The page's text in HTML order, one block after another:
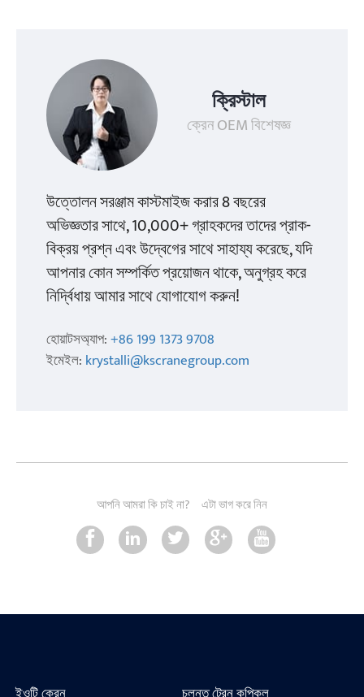
ক্রিস্টাল
ক্রেন OEM বিশেষজ্ঞ
উত্তোলন সরঞ্জাম কাস্টমাইজ করার 8 বছরের
অভিজ্ঞতার সাথে, 10,000+ গ্রাহকদের তাদের প্রাক-
বিক্রয় প্রশ্ন এবং উদ্বেগের সাথে সাহায্য করেছে, যদি
আপনার কোন সম্পর্কিত প্রয়োজন থাকে, অনুগ্রহ করে
নির্দ্বিধায় আমার সাথে যোগাযোগ করুন!
হোয়াটসঅ্যাপ:+86 199 1373 9708
ইমেইল: krystalli@kscranegroup.com
আপনি আমরা কি চাই না? এটা ভাগ করে নিন